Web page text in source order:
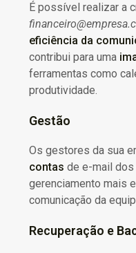
É possível realizar a
eficiência da
contribui para uma
ferramentas como
produtividade.
Gestão
Os gestores da sua
contas de e-mail
gerenciamento mais
comunicação da
Recuperação e